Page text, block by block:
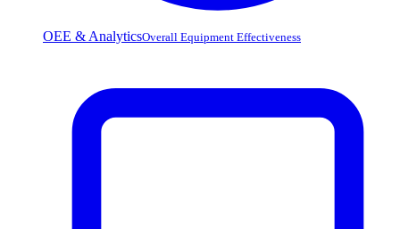
OEE & AnalyticsOverall Equipment Effectiveness